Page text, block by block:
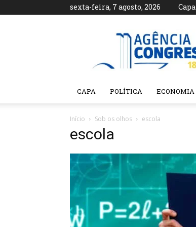
sexta-feira, 7 agosto, 2026 Capa
Agência
CAPA POLÍTICA ECONOMIA
Início Sob os olhos escola
escola